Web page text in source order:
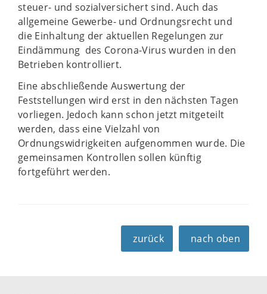
steuer- und sozialversichert sind. Auch das
allgemeine Gewerbe- und Ordnungsrecht und
die Einhaltung der aktuellen Regelungen zur
Eindämmung des Corona-Virus wurden in den
Betrieben kontrolliert.
Eine abschließende Auswertung der
Feststellungen wird erst in den nächsten Tagen
vorliegen. Jedoch kann schon jetzt mitgeteilt
werden, dass eine Vielzahl von
Ordnungswidrigkeiten aufgenommen wurde. Die
gemeinsamen Kontrollen sollen künftig
fortgeführt werden.
zurück nach oben